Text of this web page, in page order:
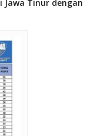
Jawa Tinur dengan